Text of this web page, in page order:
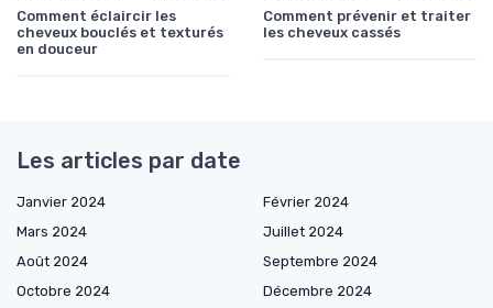
Comment éclaircir les
cheveux bouclés et texturés
en douceur
Comment prévenir et traiter
les cheveux cassés
Les articles par date
Janvier 2024
Février 2024
Mars 2024
Juillet 2024
Août 2024
Septembre 2024
Octobre 2024
Décembre 2024